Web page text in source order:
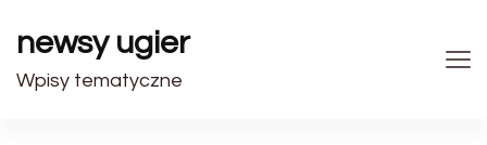
newsy ugier
Wpisy tematyczne